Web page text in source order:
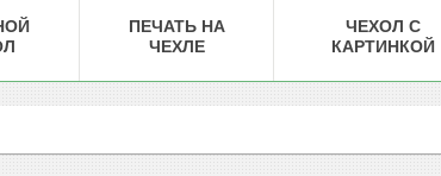
ПЕЧАТЬ НА
ЧЕХЛЕ
ЧЕХОЛ С
КАРТИНКОЙ